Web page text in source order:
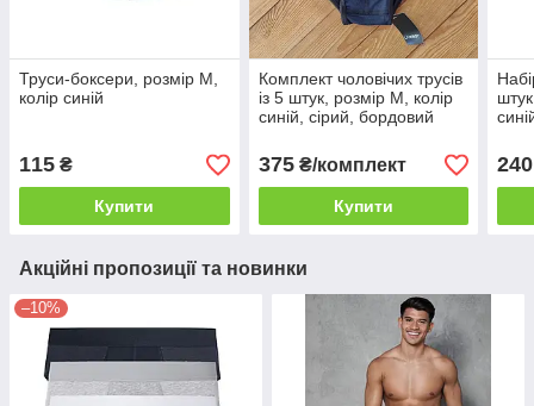
Труси-боксери, розмір M,
колір синій
115 ₴
Купити
Комплект чоловічих трусів
із 5 штук, розмір M, колір
синій, сірий, бордовий
375₴/комплект
Купити
240
Акційні пропозиції та новинки
–10%